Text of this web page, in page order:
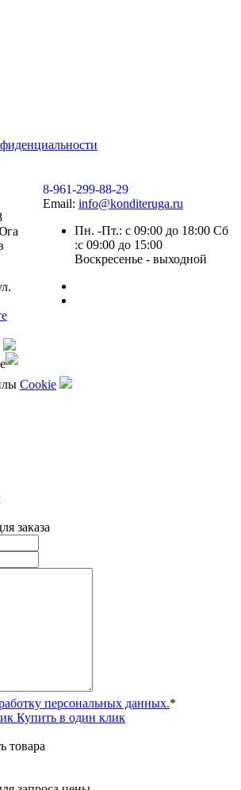
8-961-299-88-29
Email: info@konditeruga.ru
Пн. -Пт.: с 09:00 до 18:00 Сб
:с 09:00 до 15:00
Воскресенье - выходной
Сookie
заказа
персональных данных.*
Купить в один клик
товара